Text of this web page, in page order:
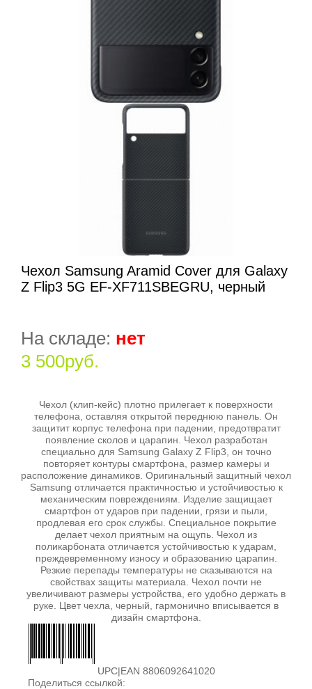
Чехол Samsung Aramid Cover для Galaxy
Z Flip3 5G EF-XF711SBEGRU, черный
На складе: нет
3 500руб.
Чехол (клип-кейс) плотно прилегает к поверхности
телефона, оставляя открытой переднюю панель. Он
защитит корпус телефона при падении, предотвратит
появление сколов и царапин. Чехол разработан
специально для Samsung Galaxy Z Flip3, он точно
повторяет контуры смартфона, размер камеры и
расположение динамиков. Оригинальный защитный чехол
Samsung отличается практичностью и устойчивостью к
механическим повреждениям. Изделие защищает
смартфон от ударов при падении, грязи и пыли,
продлевая его срок службы. Специальное покрытие
делает чехол приятным на ощупь. Чехол из
поликарбоната отличается устойчивостью к ударам,
преждевременному износу и образованию царапин.
Резкие перепады температуры не сказываются на
свойствах защиты материала. Чехол почти не
увеличивают размеры устройства, его удобно держать в
руке. Цвет чехла, черный, гармонично вписывается в
дизайн смартфона.
UPC|EAN 8806092641020
Поделиться ссылкой: